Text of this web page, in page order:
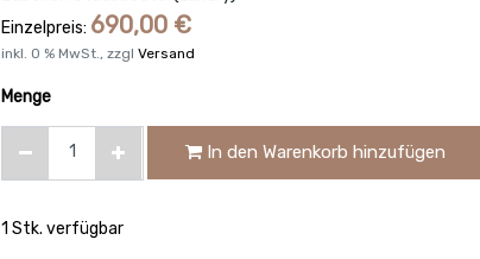
Einzelpreis: 690,00 €
inkl. 0 % MwSt., zzgl Versand
Menge
In den Warenkorb hinzufügen
1 Stk. verfügbar